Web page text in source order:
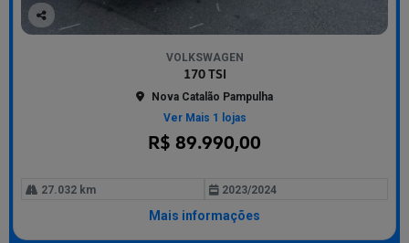
Co
VOLKSWAGEN
170 TSI
Nova Catalão Pampulha
Ver Mais 1 lojas
R$ 89.990,00
27.032 km 2023/2024
Mais informações